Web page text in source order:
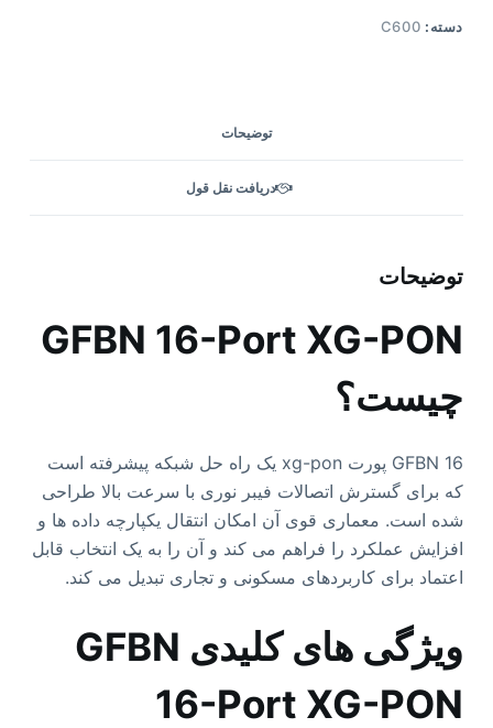
دسته: C600
توضیحات
دریافت نقل قول
توضیحات
GFBN 16-Port XG-PON
چیست؟
GFBN 16 پورت xg-pon یک راه حل شبکه پیشرفته است
که برای گسترش اتصالات فیبر نوری با سرعت بالا طراحی
شده است. معماری قوی آن امکان انتقال یکپارچه داده ها و
افزایش عملکرد را فراهم می کند و آن را به یک انتخاب قابل
اعتماد برای کاربردهای مسکونی و تجاری تبدیل می کند.
ویژگی های کلیدی GFBN
16-Port XG-PON